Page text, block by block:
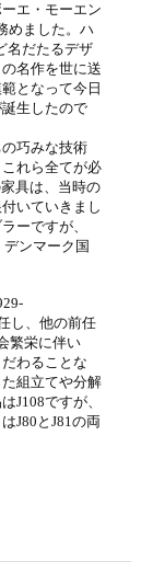
エ・モーエン
めました。ハ
名だたるデザ
名作を世に送
となって今日
生したので
巧みな技術
れら全てが必
具は、当時の
いていきまし
ーですが、
ンマーク国
し、他の前任
繁栄に伴い
わることな
組立てや分解
J108ですが、
J80とJ81の両